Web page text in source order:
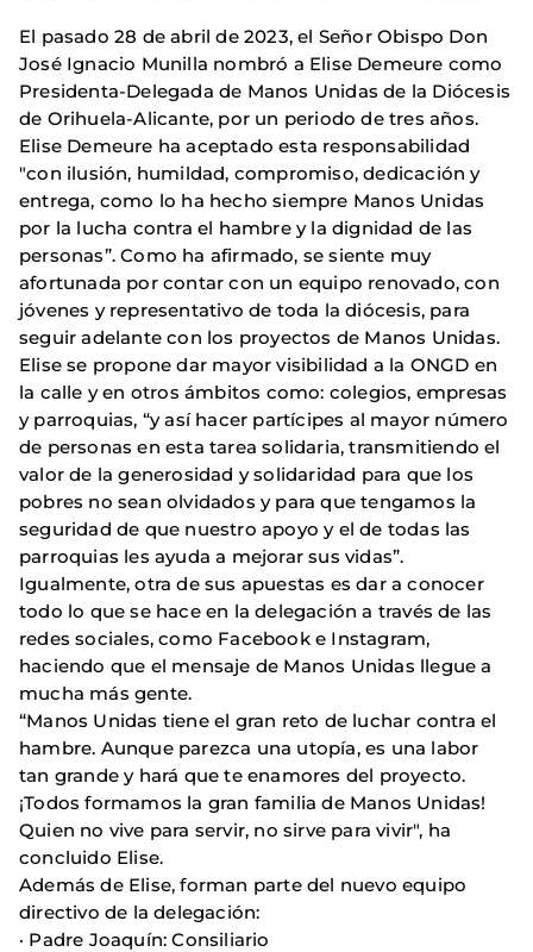
El pasado 28 de abril de 2023, el Señor Obispo Don
José Ignacio Munilla nombró a Elise Demeure como
Presidenta-Delegada de Manos Unidas de la Diócesis
de Orihuela-Alicante, por un periodo de tres años.
Elise Demeure ha aceptado esta responsabilidad
"con ilusión, humildad, compromiso, dedicación y
entrega, como lo ha hecho siempre Manos Unidas
por la lucha contra el hambre y la dignidad de las
personas”. Como ha afirmado, se siente muy
afortunada por contar con un equipo renovado, con
jóvenes y representativo de toda la diócesis, para
seguir adelante con los proyectos de Manos Unidas.
Elise se propone dar mayor visibilidad a la ONGD en
la calle y en otros ámbitos como: colegios, empresas
y parroquias, “y así hacer partícipes al mayor número
de personas en esta tarea solidaria, transmitiendo el
valor de la generosidad y solidaridad para que los
pobres no sean olvidados y para que tengamos la
seguridad de que nuestro apoyo y el de todas las
parroquias les ayuda a mejorar sus vidas”.
Igualmente, otra de sus apuestas es dar a conocer
todo lo que se hace en la delegación a través de las
redes sociales, como Facebook e Instagram,
haciendo que el mensaje de Manos Unidas llegue a
mucha más gente.
“Manos Unidas tiene el gran reto de luchar contra el
hambre. Aunque parezca una utopía, es una labor
tan grande y hará que te enamores del proyecto.
¡Todos formamos la gran familia de Manos Unidas!
Quien no vive para servir, no sirve para vivir", ha
concluido Elise.
Además de Elise, forman parte del nuevo equipo
directivo de la delegación:
· Padre Joaquín: Consiliario